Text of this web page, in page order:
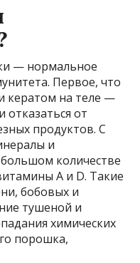
— нормальное
Первое, что
кератом на теле —
отказаться от
продуктов. С
и
количестве
А и D. Такие
бобовых и
тушеной и
химических
порошка,